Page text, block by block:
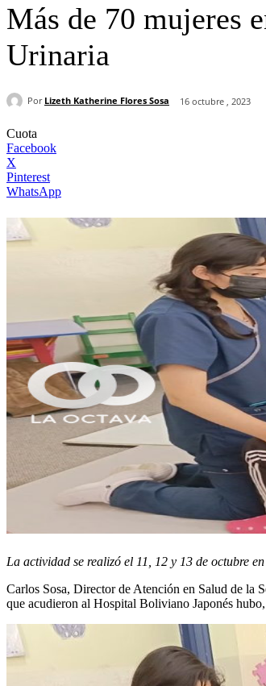
Más de 70 mujeres
Urinaria
Por Lizeth Katherine Flores Sosa 16 octubre , 2023
Cuota
Facebook
X
Pinterest
WhatsApp
La actividad se realizó el 11, 12 y 13 de octubre
Carlos Sosa, Director de Atención en Salud de la
que acudieron al Hospital Boliviano Japonés